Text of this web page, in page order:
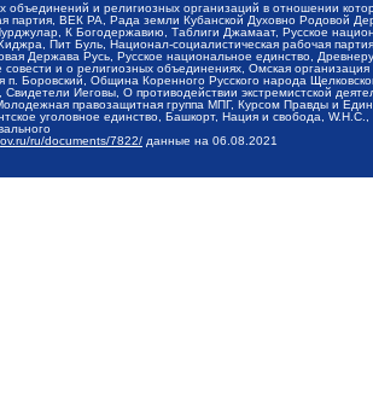
объединений и религиозных организаций в отношении
партия, ВЕК РА, Рада земли Кубанской Духовно Родовой
К Богодержавию, Таблиги Джамаат, Русское
Пит Буль, Национал-социалистическая рабочая
Держава Русь, Русское национальное единство,
совести и о религиозных объединениях, Омская
п. Боровский, Община Коренного Русского народа
Свидетели Иеговы, О противодействии экстремистской
правозащитная группа МПГ, Курсом Правды и
уголовное единство, Башкорт, Нация и свобода,
ru/documents/7822/ данные на 06.08.2021